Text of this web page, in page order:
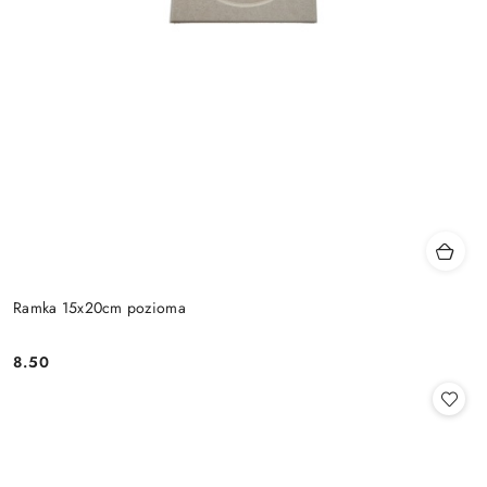
Ramka 15x20cm pozioma
Cena:
8.50